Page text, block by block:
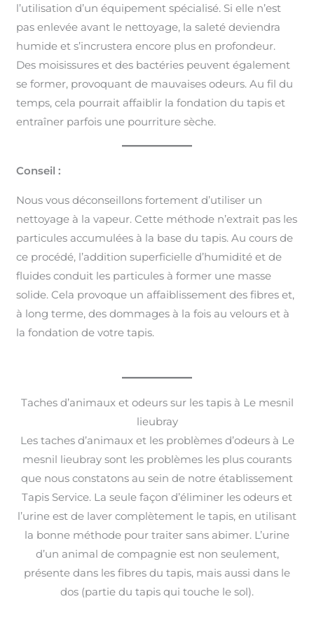
l’utilisation d’un équipement spécialisé. Si elle n’est
pas enlevée avant le nettoyage, la saleté deviendra
humide et s’incrustera encore plus en profondeur.
Des moisissures et des bactéries peuvent également
se former, provoquant de mauvaises odeurs. Au fil du
temps, cela pourrait affaiblir la fondation du tapis et
entraîner parfois une pourriture sèche.
Conseil :
Nous vous déconseillons fortement d’utiliser un
nettoyage à la vapeur. Cette méthode n’extrait pas les
particules accumulées à la base du tapis. Au cours de
ce procédé, l’addition superficielle d’humidité et de
fluides conduit les particules à former une masse
solide. Cela provoque un affaiblissement des fibres et,
à long terme, des dommages à la fois au velours et à
la fondation de votre tapis.
Taches d’animaux et odeurs sur les tapis à Le mesnil
lieubray
Les taches d’animaux et les problèmes d’odeurs à Le
mesnil lieubray sont les problèmes les plus courants
que nous constatons au sein de notre établissement
Tapis Service. La seule façon d’éliminer les odeurs et
l’urine est de laver complètement le tapis, en utilisant
la bonne méthode pour traiter sans abimer. L’urine
d’un animal de compagnie est non seulement,
présente dans les fibres du tapis, mais aussi dans le
dos (partie du tapis qui touche le sol).